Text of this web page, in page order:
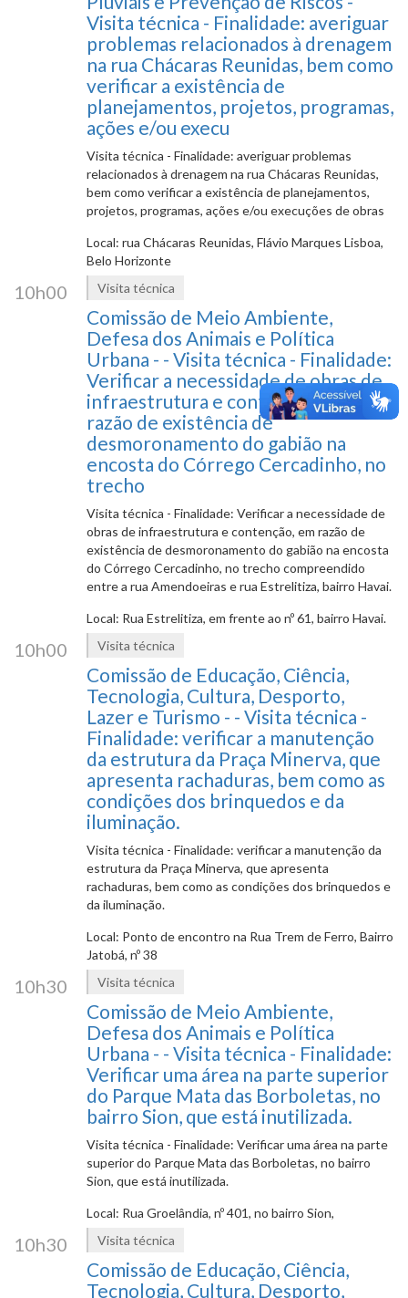
Visita técnica - Finalidade: averiguar
problemas relacionados à drenagem
na rua Chácaras Reunidas, bem como
verificar a existência de
planejamentos, projetos, programas,
ações e/ou execu
Visita técnica - Finalidade: averiguar problemas
relacionados à drenagem na rua Chácaras Reunidas,
bem como verificar a existência de planejamentos,
projetos, programas, ações e/ou execuções de obras
Local: rua Chácaras Reunidas, Flávio Marques Lisboa,
Belo Horizonte
10h00 Visita técnica
Comissão de Meio Ambiente,
Defesa dos Animais e Política
Urbana - - Visita técnica - Finalidade:
Verificar a necessidade de obras de
infraestrutura e contenção, em
razão de existência de
desmoronamento do gabião na
encosta do Córrego Cercadinho, no
trecho
Visita técnica - Finalidade: Verificar a necessidade de
obras de infraestrutura e contenção, em razão de
existência de desmoronamento do gabião na encosta
do Córrego Cercadinho, no trecho compreendido
entre a rua Amendoeiras e rua Estrelitiza, bairro Havai.
Local: Rua Estrelitiza, em frente ao nº 61, bairro Havai.
10h00 Visita técnica
Comissão de Educação, Ciência,
Tecnologia, Cultura, Desporto,
Lazer e Turismo - - Visita técnica -
Finalidade: verificar a manutenção
da estrutura da Praça Minerva, que
apresenta rachaduras, bem como as
condições dos brinquedos e da
iluminação.
Visita técnica - Finalidade: verificar a manutenção da
estrutura da Praça Minerva, que apresenta
rachaduras, bem como as condições dos brinquedos e
da iluminação.
Local: Ponto de encontro na Rua Trem de Ferro, Bairro
Jatobá, nº 38
10h30 Visita técnica
Comissão de Meio Ambiente,
Defesa dos Animais e Política
Urbana - - Visita técnica - Finalidade:
Verificar uma área na parte superior
do Parque Mata das Borboletas, no
bairro Sion, que está inutilizada.
Visita técnica - Finalidade: Verificar uma área na parte
superior do Parque Mata das Borboletas, no bairro
Sion, que está inutilizada.
Local: Rua Groelândia, nº 401, no bairro Sion,
10h30 Visita técnica
Comissão de Educação, Ciência,
Tecnologia, Cultura, Desporto,